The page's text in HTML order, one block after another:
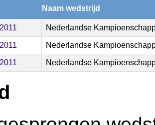
Naam wedstrijd
Nederlandse
Nederlandse
Nederlandse